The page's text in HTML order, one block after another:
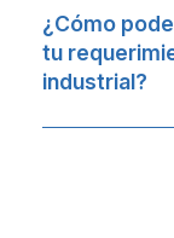
¿Cómo
tu
industrial?